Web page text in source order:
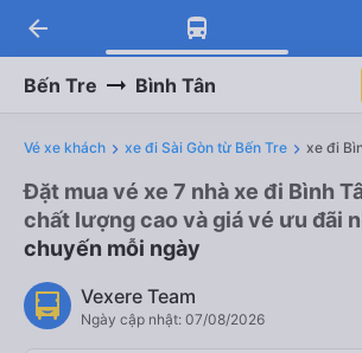
arrow_back
Bến Tre Bình Tân
Vé xe khách xe đi Sài Gòn từ Bến Tre xe đi
Đặt mua vé xe 7 nhà xe đi Bình
chất lượng cao và giá vé ưu đãi
chuyến mỗi ngày
Vexere Team
Ngày cập nhật: 07/08/2026